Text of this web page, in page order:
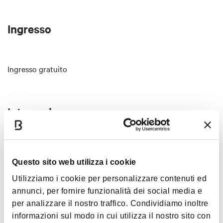
Questo sito web utilizza i cookie
Utilizziamo i cookie per personalizzare contenuti ed
annunci, per fornire funzionalità dei social media e
per analizzare il nostro traffico. Condividiamo inoltre
informazioni sul modo in cui utilizza il nostro sito con
società contemporanea attraverso il confronto tra
professionisti, artista e pubblico.
Ingresso
Ingresso gratuito
Interessi
Arte e Cultura